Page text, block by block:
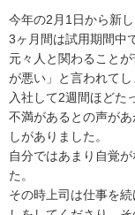
今年の2月1日から新
3ヶ月間は試用期間中
元々人と関わること
が悪い」と言われてし
入社して2週間ほどた
不満があるとの声が
しがありました。
自分ではあまり自覚
た。
その時上司は仕事を